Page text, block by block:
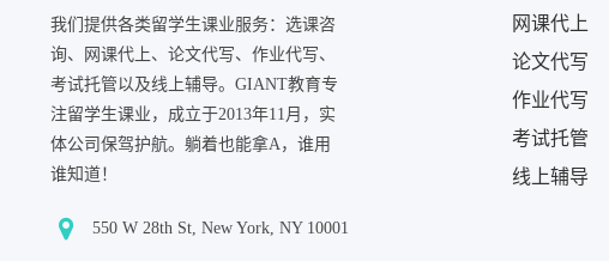
我们提供各类留学生课业服务：选课咨
询、网课代上、论文代写、作业代写、
考试托管以及线上辅导。GIANT教育专
注留学生课业，成立于2013年11月，实
体公司保驾护航。躺着也能拿A，谁用
谁知道！
550 W 28th St, New York, NY 10001
网课代上
论文代写
作业代写
考试托管
线上辅导